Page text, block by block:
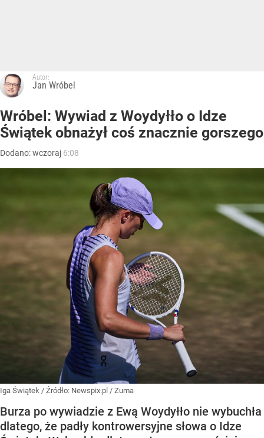
Autor:
Jan Wróbel
Wróbel: Wywiad z Woydyłło o Idze
Świątek obnażył coś znacznie gorszego
Dodano:wczoraj 6:08
Iga Świątek / Źródło: Newspix.pl / Zuma
Burza po wywiadzie z Ewą Woydyłło nie wybuchła
dlatego, że padły kontrowersyjne słowa o Idze